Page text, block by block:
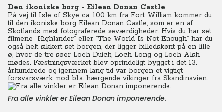
Den ikoniske borg - Eilean Donan Castle
På vej til Isle of Skye ca. 100 km fra Fort William kommer du
til den ikoniske borg Eilean Donan Castle, som er en af
Skotlands mest fotograferede seværdigheder. Hvis du har set
filmene ”Highlander” eller ”The World Is Not Enough” har du
også helt sikkert set borgen, der ligger billedskønt på en lille
ø, hvor de tre søer Loch Duich, Loch Long og Loch Alsh
mødes. Fæstningsværket blev oprindeligt bygget i det 13.
århundrede og igennem lang tid var borgen et vigtigt
forsvarsværk mod bl.a. hærgende vikinger fra Skandinavien.
Fra alle vinkler er Eilean Donan imponerende.